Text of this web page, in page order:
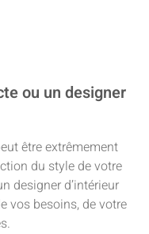
ou un designer
être extrêmement
du style de votre
designer d’intérieur
vos besoins, de votre